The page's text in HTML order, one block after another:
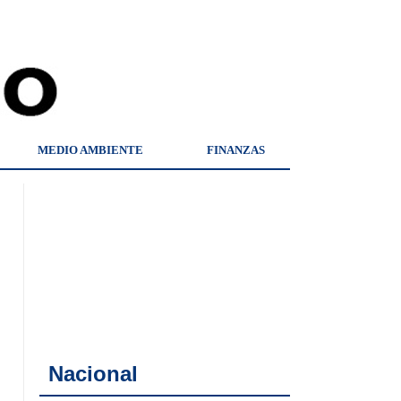
MEDIO AMBIENTE FINANZAS
Nacional